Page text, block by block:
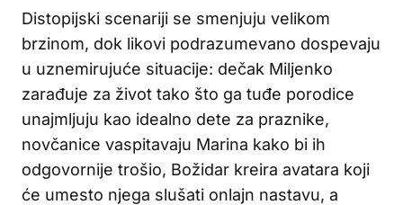
Distopijski scenariji se smenjuju velikom
brzinom, dok likovi podrazumevano dospevaju
u uznemirujuće situacije: dečak Miljenko
zarađuje za život tako što ga tuđe porodice
unajmljuju kao idealno dete za praznike,
novčanice vaspitavaju Marina kako bi ih
odgovornije trošio, Božidar kreira avatara koji
će umesto njega slušati onlajn nastavu, a